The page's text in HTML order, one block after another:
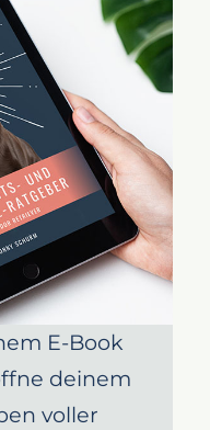
E-Book
deinem
voller